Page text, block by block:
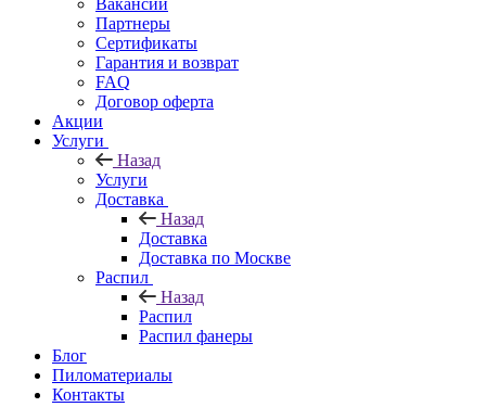
Вакансии
Партнеры
Сертификаты
Гарантия и возврат
FAQ
Договор оферта
Акции
Услуги
Назад
Услуги
Доставка
Назад
Доставка
Доставка по Москве
Распил
Назад
Распил
Распил фанеры
Блог
Пиломатериалы
Контакты